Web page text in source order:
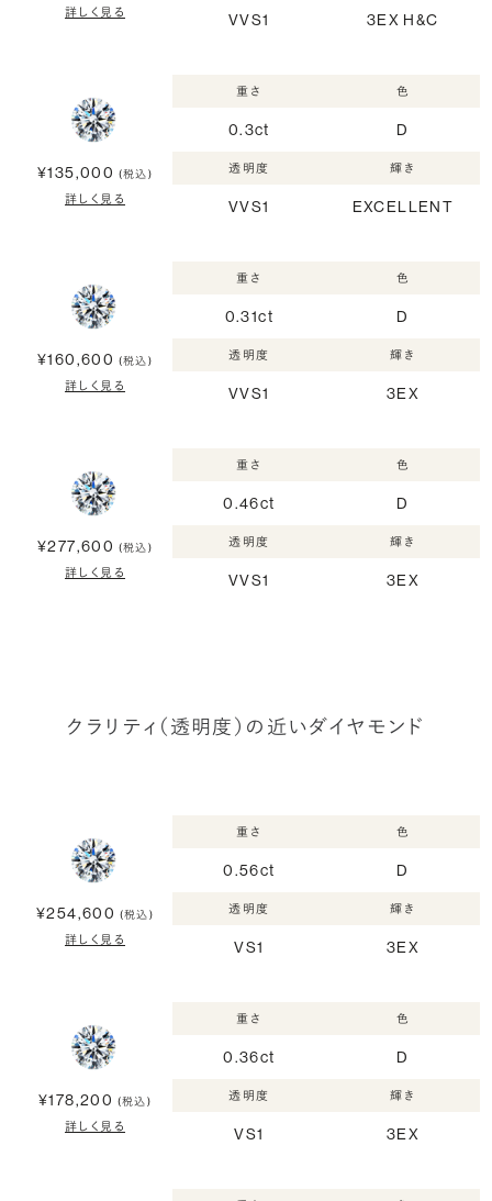
詳しく見る VVS1 3EX H&C
¥135,000 (税込)
詳しく見る
重さ
0.3ct
色
D
透明度
VVS1
輝き
EXCELLENT
¥160,600 (税込)
詳しく見る
重さ
0.31ct
色
D
透明度
VVS1
輝き
3EX
¥277,600 (税込)
詳しく見る
重さ
0.46ct
色
D
透明度
VVS1
輝き
3EX
クラリティ（透明度）の近いダイヤモンド
¥254,600 (税込)
詳しく見る
重さ
0.56ct
色
D
透明度
VS1
輝き
3EX
¥178,200 (税込)
詳しく見る
重さ
0.36ct
色
D
透明度
VS1
輝き
3EX